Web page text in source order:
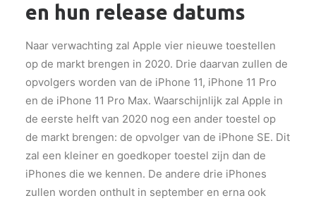
en hun release datums
Naar verwachting zal Apple vier nieuwe toestellen
op de markt brengen in 2020. Drie daarvan zullen de
opvolgers worden van de iPhone 11, iPhone 11 Pro
en de iPhone 11 Pro Max. Waarschijnlijk zal Apple in
de eerste helft van 2020 nog een ander toestel op
de markt brengen: de opvolger van de iPhone SE. Dit
zal een kleiner en goedkoper toestel zijn dan de
iPhones die we kennen. De andere drie iPhones
zullen worden onthult in september en erna ook